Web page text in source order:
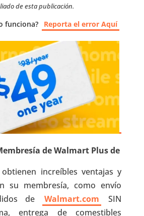
de esta publicación.
funciona? Reporta el error Aquí
de Walmart Plus de
increíbles ventajas y
su membresía, como envío
de
Walmart.com
SIN
entrega de comestibles